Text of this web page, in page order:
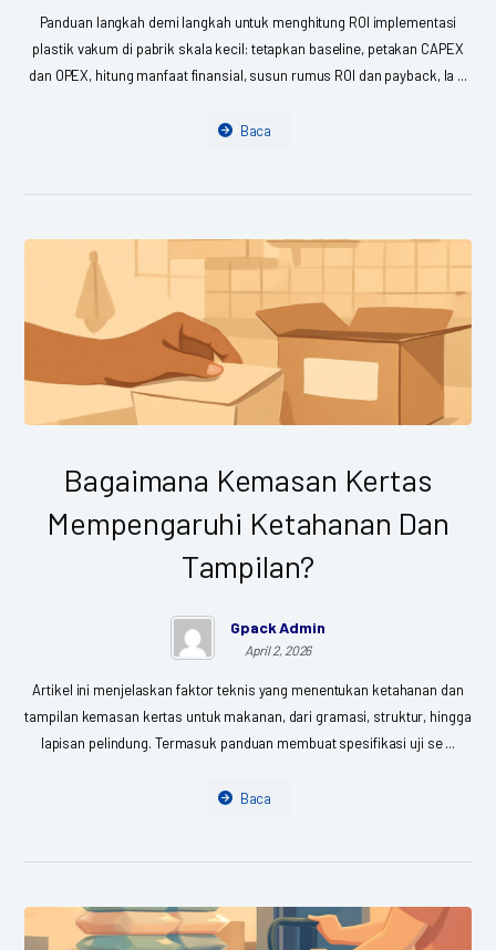
Panduan langkah demi langkah untuk menghitung ROI implementasi
plastik vakum di pabrik skala kecil: tetapkan baseline, petakan CAPEX
dan OPEX, hitung manfaat finansial, susun rumus ROI dan payback, la ...
Baca
Bagaimana Kemasan Kertas
Mempengaruhi Ketahanan Dan
Tampilan?
Gpack Admin
April 2, 2026
Artikel ini menjelaskan faktor teknis yang menentukan ketahanan dan
tampilan kemasan kertas untuk makanan, dari gramasi, struktur, hingga
lapisan pelindung. Termasuk panduan membuat spesifikasi uji se ...
Baca